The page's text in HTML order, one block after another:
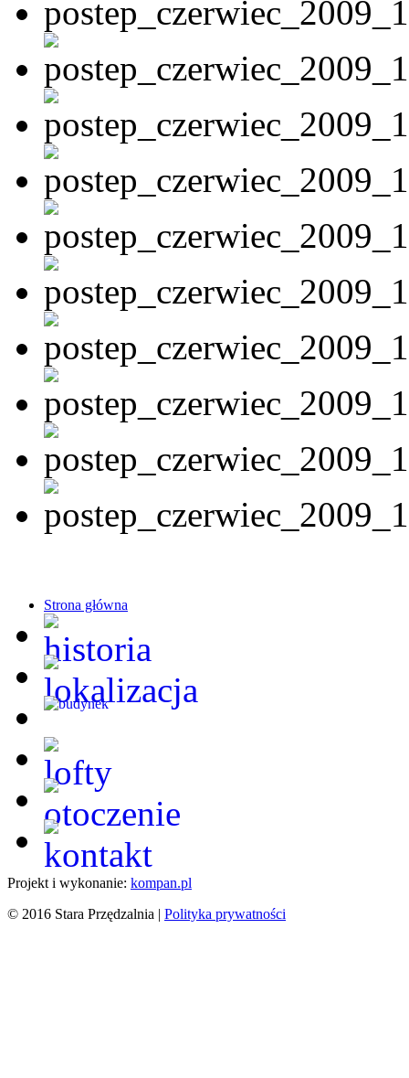
Strona główna
Projekt i wykonanie: kompan.pl
© 2016 Stara Przędzalnia | Polityka prywatności